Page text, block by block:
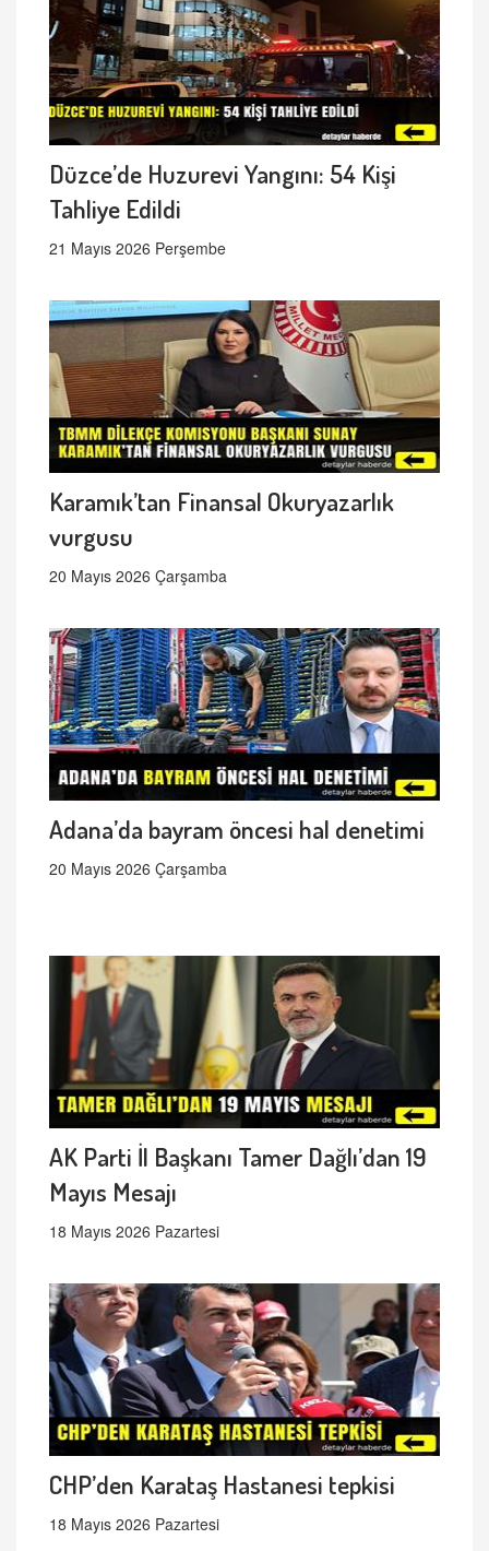
Düzce’de Huzurevi Yangını: 54 Kişi
Tahliye Edildi
21 Mayıs 2026 Perşembe
Karamık’tan Finansal Okuryazarlık
vurgusu
20 Mayıs 2026 Çarşamba
Adana’da bayram öncesi hal denetimi
20 Mayıs 2026 Çarşamba
AK Parti İl Başkanı Tamer Dağlı’dan 19
Mayıs Mesajı
18 Mayıs 2026 Pazartesi
CHP’den Karataş Hastanesi tepkisi
18 Mayıs 2026 Pazartesi